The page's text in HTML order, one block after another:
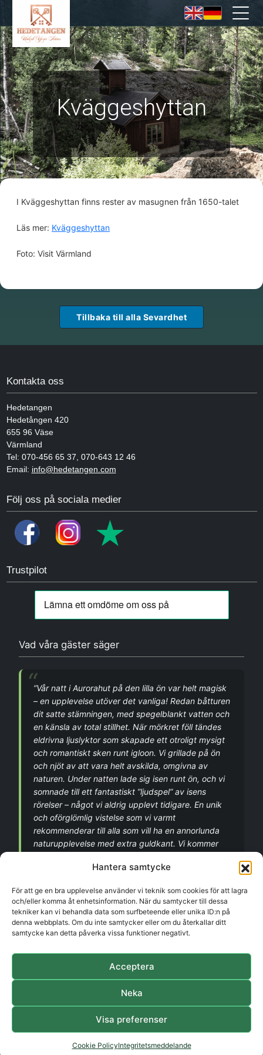
Hantera samtycke
För att ge en bra upplevelse använder vi teknik som cookies för att lagra
och/eller komma åt enhetsinformation. När du samtycker till dessa
tekniker kan vi behandla data som surfbeteende eller unika ID:n på
denna webbplats. Om du inte samtycker eller om du återkallar ditt
samtycke kan detta påverka vissa funktioner negativt.
Acceptera
Neka
Visa preferenser
Cookie PolicyIntegritetsmeddelande
Kväggeshyttan
I Kväggeshyttan finns rester av masugnen från 1650-talet
Läs mer: Kväggeshyttan
Foto: Visit Värmland
Tillbaka till alla Sevardhet
Kontakta oss
Hedetangen
Hedetången 420
655 96 Väse
Värmland
Tel: 070-456 65 37, 070-643 12 46
Email: info@hedetangen.com
Följ oss på sociala medier
Trustpilot
Vad våra gäster säger
”Vår natt i Aurorahut på den lilla ön var helt magisk
– en upplevelse utöver det vanliga! Redan båtturen
dit satte stämningen, med spegelblankt vatten och
en känsla av total stillhet. När mörkret föll tändes
eldrivna ljuslyktor som skapade ett otroligt mysigt
och romantiskt sken runt igloon. Vi grillade på ön
och njöt av att vara helt avskilda, omgivna av
naturen. Under natten lade sig isen runt ön, och vi
somnade till ett fantastiskt ”ljudspel” av isens
rörelser – något vi aldrig upplevt tidigare. En unik
och oförglömlig vistelse som vi varmt
rekommenderar till alla som vill ha en annorlunda
naturupplevelse med extra guldkant. Vi kommer
”Jätte trevligt ställe🤩 super mysigt med grill plats
och möjlighet för fiske👍🏼”
© 2026 Hedetangen. All rights reserved.